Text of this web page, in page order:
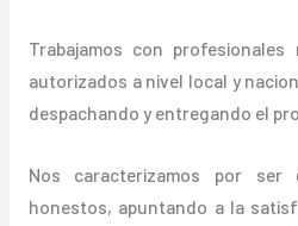
Trabajamos con
autorizados a nivel local y
despachando y entregando el
Nos caracterizamos por ser
honestos, apuntando a la